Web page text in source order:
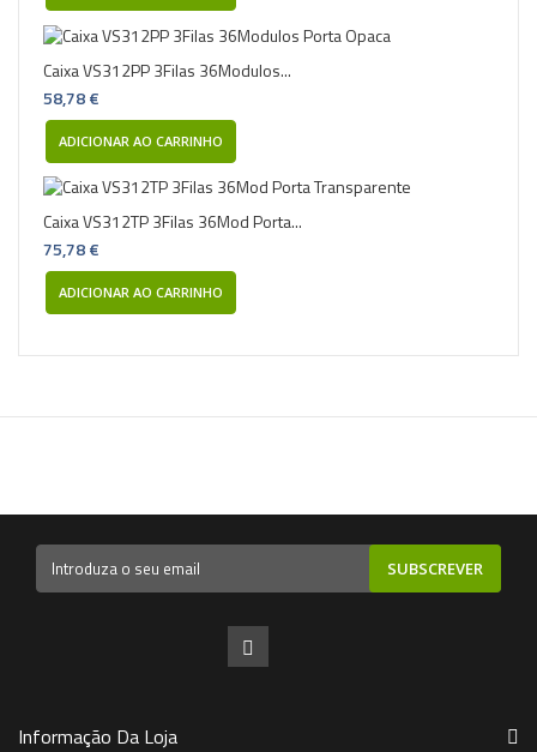
Caixa VS312PP 3Filas 36Modulos...
58,78 €
ADICIONAR AO CARRINHO
Caixa VS312TP 3Filas 36Mod Porta...
75,78 €
ADICIONAR AO CARRINHO
SUBSCREVER
Informação Da Loja